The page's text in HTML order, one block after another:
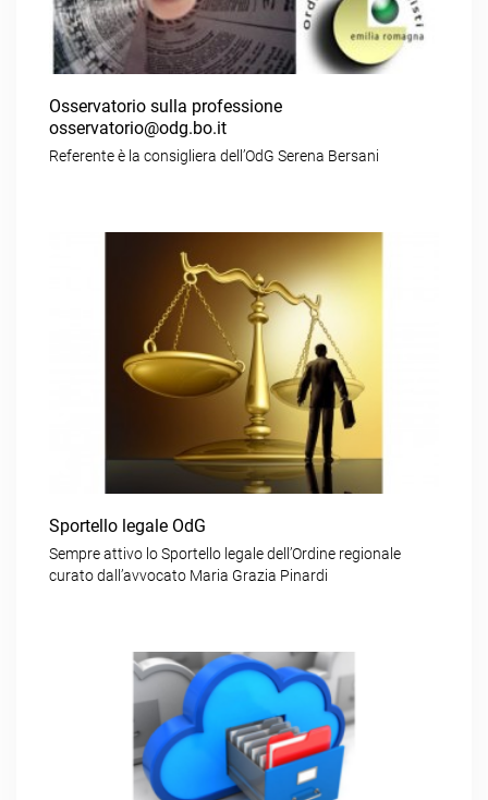
Osservatorio sulla professione
osservatorio@odg.bo.it
Referente è la consigliera dell’OdG Serena Bersani
Sportello legale OdG
Sempre attivo lo Sportello legale dell’Ordine regionale
curato dall’avvocato Maria Grazia Pinardi